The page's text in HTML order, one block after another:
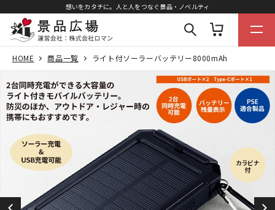
想いをカタチに。人と人をつなぐ景品・ノベルティ
HOME 商品一覧 ライト付ソーラーバッテリー8000mAh